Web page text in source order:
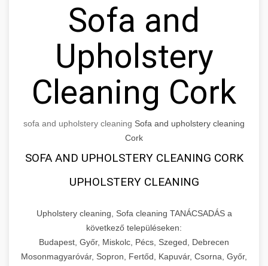
Sofa and
Upholstery
Cleaning Cork
sofa and upholstery cleaning Sofa and upholstery cleaning
Cork
SOFA AND UPHOLSTERY CLEANING CORK
UPHOLSTERY CLEANING
Upholstery cleaning, Sofa cleaning TANÁCSADÁS a
következő településeken:
Budapest, Győr, Miskolc, Pécs, Szeged, Debrecen
Mosonmagyaróvár, Sopron, Fertőd, Kapuvár, Csorna, Győr,